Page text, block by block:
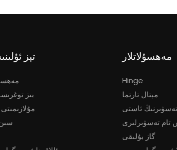
تېز
بىز
ODM مۇلازىمىتى
مەھسۇلاتلار
Hinge
مېتال تارتما
تەسۋىرنىڭ ئاستى
تام تەسۋىرلىرى
گاز بۇلىقى